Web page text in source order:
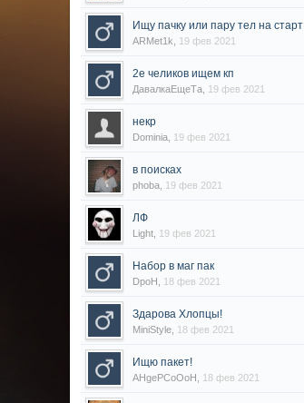
Ищу пачку или пару тел на старт
ARMet1k 19 фев 2021
2е челиков ищем кп
ДавалкаЕщеТа 19 фев 2021
некр
Dominia 19 фев 2021
в поисках
phoba 19 фев 2021
ЛФ
Light 19 фев 2021
Набор в маг пак
DpoH 18 фев 2021
Здарова Хлопцы!
MiniStyle 18 фев 2021
Ищю пакет!
AHgePCoOoH 18 фев 2021